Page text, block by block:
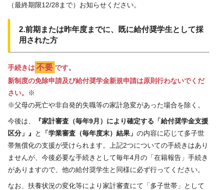
（最終期限12/28まで）お知らせください。
2.前期または昨年度までに、既に給付奨学生として採
用された方
手続きは 不要 です。
新制度の免除申請及び給付奨学金新規申請は原則行わないでくだ
さい。
※
※父母の死亡や非自発的失職等の家計急変があった場合を除く。
今後は、
『家計審査（毎年9月）により確定する「給付奨学金支援
区分」』
と 「学業審査（毎年度末）結果」 の内容に応じて多子世
帯無償化の支援が受けられます。上記2つについての手続きはあり
ませんが、今後必要な手続きとして毎年4月の「在籍報告」手続き
がありますので、他の給付奨学生と同様に必ず行ってください。
なお、扶養状況の変化等により家計審査にて「多子世帯」として